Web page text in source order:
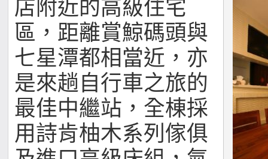
店附近的高級住宅
區，距離賞鯨碼頭與
七星潭都相當近，亦
是來趟自行車之旅的
最佳中繼站，全棟採
用詩肯柚木系列傢俱